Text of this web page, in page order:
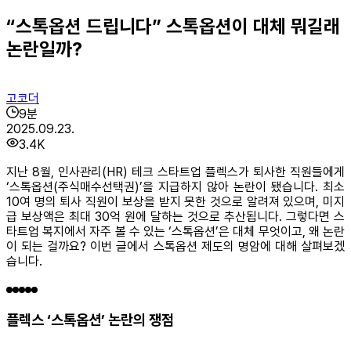
“스톡옵션 드립니다” 스톡옵션이 대체 뭐길래
논란일까?
고코더
9분
2025.09.23.
3.4K
지난 8월, 인사관리(HR) 테크 스타트업 플렉스가 퇴사한 직원들에게
‘스톡옵션(주식매수선택권)’을 지급하지 않아 논란이 됐습니다. 최소
10여 명의 퇴사 직원이 보상을 받지 못한 것으로 알려져 있으며, 미지
급 보상액은 최대 30억 원에 달하는 것으로 추산됩니다. 그렇다면 스
타트업 복지에서 자주 볼 수 있는 ‘스톡옵션’은 대체 무엇이고, 왜 논란
이 되는 걸까요? 이번 글에서 스톡옵션 제도의 명암에 대해 살펴보겠
습니다.
플렉스 ‘스톡옵션’ 논란의 쟁점